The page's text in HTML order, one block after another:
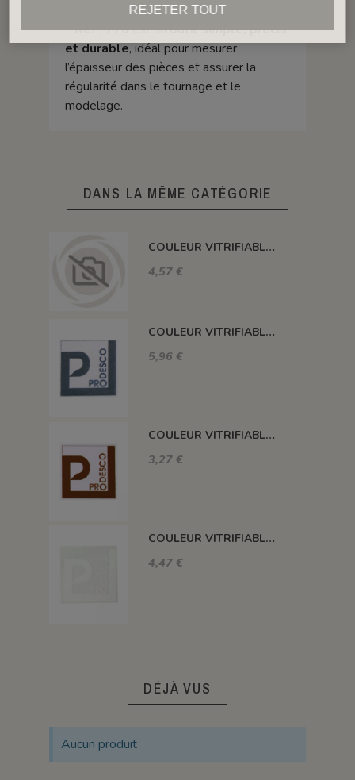
👉 En résumé, lecompas en bois droit
– Réf : 776est unoutil simple, précis
et durable, idéal pour mesurer
l’épaisseur des pièces et assurer la
régularité dans le tournage et le
modelage.
DANS LA MÊME CATÉGORIE
COULEUR VITRIFIABLE DÉCOR SANS PLOMB JAUNE VA105
4,57 €
COULEUR VITRIFIABLE DÉCOR SANS PLOMB GRIS VA116
5,96 €
COULEUR VITRIFIABLE DÉCOR SANS PLOMB CHOCOLAT VA109
3,27 €
COULEUR VITRIFIABLE DÉCOR SANS PLOMB BLANC VA103
4,47 €
DÉJÀ VUS
Aucun produit
REJETER TOUT